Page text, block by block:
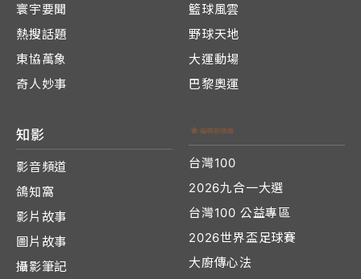
寰宇要聞
熱搜話題
東協萬象
奇人妙事
籃球風雲
野球天地
大運動場
巴黎奧運
知影
影音頻道
鴿知窩
影片故事
圖片故事
攝影筆記
台灣100
2026九合一大選
台灣100 公益專區
2026世界盃足球賽
大廚傳心法